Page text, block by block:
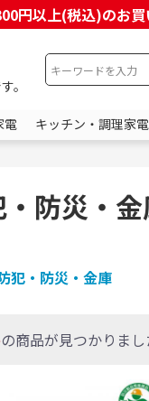
円以上(税込)のお
。
電 キッチン・調理家電
・防災・
犯・防災・金庫
の商品が見つかりまし